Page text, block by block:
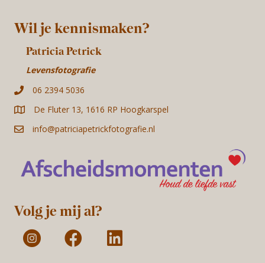
Wil je kennismaken?
Patricia Petrick
Levensfotografie
06 2394 5036
De Fluter 13, 1616 RP Hoogkarspel
info@patriciapetrickfotografie.nl
Volg je mij al?